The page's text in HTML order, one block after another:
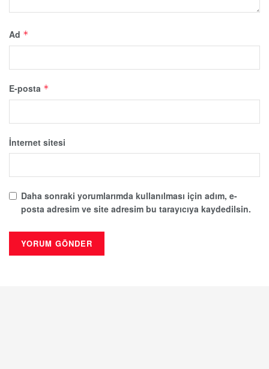
Ad *
E-posta *
İnternet sitesi
Daha sonraki yorumlarımda kullanılması için adım, e-
posta adresim ve site adresim bu tarayıcıya kaydedilsin.